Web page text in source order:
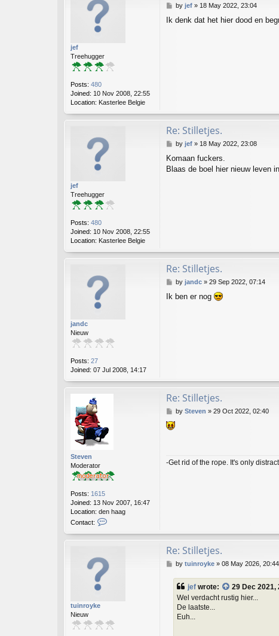
jef
Treehugger
Posts: 480
Joined: 10 Nov 2008, 22:55
Location: Kasterlee Belgie
P
s
by jef» 18 May 2022, 23:04
Ik denk dat het hier dood en
jef
Treehugger
Posts: 480
Joined: 10 Nov 2008, 22:55
Location: Kasterlee Belgie
Re: Stilletjes.
P
s
t
by jef» 18 May 2022, 23:08
Komaan fuckers.
Blaas de boel hier nieuw leven
jandc
Nieuw
Posts: 27
Joined: 07 Jul 2008, 14:17
Re: Stilletjes.
P
s
by jandc» 29 Sep 2022, 07:14
Ik ben er nog
Steven
Moderator
Posts: 1615
Joined: 13 Nov 2007, 16:47
Location: den haag
Contact:
c
n
Re: Stilletjes.
P
s
by Steven » 29 Oct 2022, 02:40
-Get rid of the rope. It's only
tuinroyke
Nieuw
Re: Stilletjes.
P
s
by tuinroyke» 08 May 2026, 20:44
jef wrote:
29 Dec 2021,
Wel verdacht rustig hier...
De laatste...
Euh...